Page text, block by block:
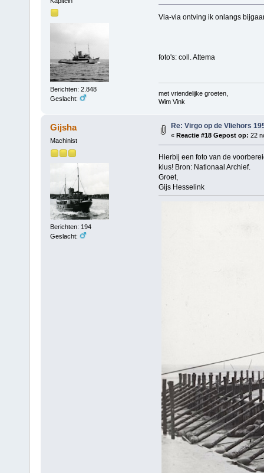
Berichten: 2.848
Geslacht:
Via-via ontving ik onlangs
foto's: coll. Attema
met vriendelijke groeten,
Wim Vink
Gijsha
Machinist
Berichten: 194
Geslacht:
Re: Virgo op de Vliehors
« Reactie #18 Gepost op: 22
Hierbij een foto van de
klus! Bron: Nationaal Archief.
Groet,
Gijs Hesselink